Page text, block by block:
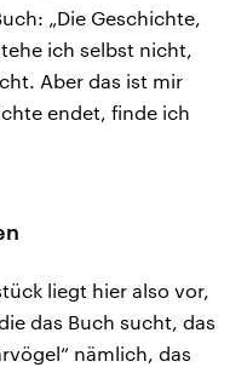
„Die Geschichte,
ich selbst nicht,
Aber das ist mir
endet, finde ich
liegt hier also vor,
das Buch sucht, das
nämlich, das